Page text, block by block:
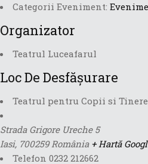
Categorii Eveniment:
Organizator
Teatrul Luceafarul
Loc De Desfășurare
Teatrul pentru Copii si
Strada Grigore Ureche 5
Iasi, 700259 România + Hartă
Telefon 0232 212662